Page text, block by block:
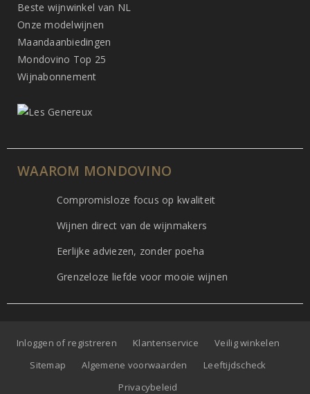
Beste wijnwinkel van NL
Onze modelwijnen
Maandaanbiedingen
Mondovino Top 25
Wijnabonnement
WAAROM MONDOVINO
Compromisloze focus op kwaliteit
Wijnen direct van de wijnmakers
Eerlijke adviezen, zonder poeha
Grenzeloze liefde voor mooie wijnen
Inloggen of registreren Klantenservice
Veilig winkelen
Sitemap
Algemene voorwaarden
Leeftijdscheck
Privacybeleid